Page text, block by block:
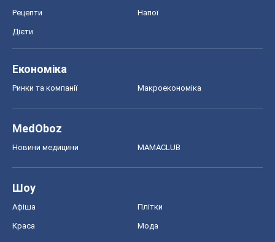
Рецепти Напої
Дієти
Економіка
Ринки та компанії Макроекономіка
MedOboz
Новини медицини MAMACLUB
Шоу
Афіша Плітки
Краса Мода